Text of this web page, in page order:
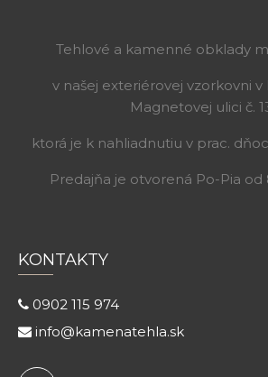
Tehlové a kamenné obklady
v našej exteriérovej vzorkovni v
Magnetovej ulici č.
ktorá je k nahliadnutiu v prac.
Predajňa je otvorená Po-Pia od
KONTAKTY
0902 115 974
info@kamenatehla.sk